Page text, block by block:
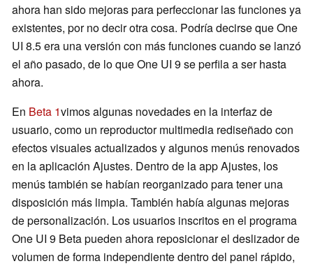
ahora han sido mejoras para perfeccionar las funciones ya
existentes, por no decir otra cosa. Podría decirse que One
UI 8.5 era una versión con más funciones cuando se lanzó
el año pasado, de lo que One UI 9 se perfila a ser hasta
ahora.
En Beta 1vimos algunas novedades en la interfaz de
usuario, como un reproductor multimedia rediseñado con
efectos visuales actualizados y algunos menús renovados
en la aplicación Ajustes. Dentro de la app Ajustes, los
menús también se habían reorganizado para tener una
disposición más limpia. También había algunas mejoras
de personalización. Los usuarios inscritos en el programa
One UI 9 Beta pueden ahora reposicionar el deslizador de
volumen de forma independiente dentro del panel rápido,